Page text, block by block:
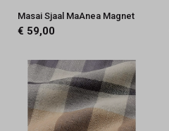
Masai Sjaal MaAnea Magnet
€ 59,00